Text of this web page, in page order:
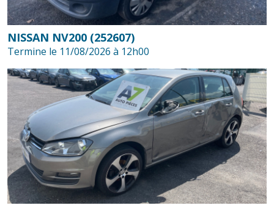
NISSAN NV200 (252607)
Termine le 11/08/2026 à 12h00